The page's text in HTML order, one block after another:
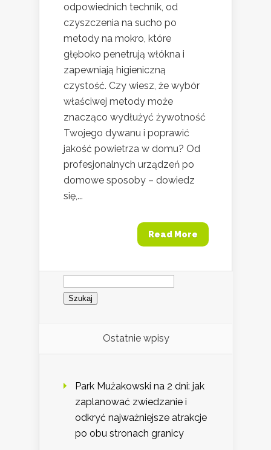
odpowiednich technik, od
czyszczenia na sucho po
metody na mokro, które
głęboko penetrują włókna i
zapewniają higieniczną
czystość. Czy wiesz, że wybór
właściwej metody może
znacząco wydłużyć żywotność
Twojego dywanu i poprawić
jakość powietrza w domu? Od
profesjonalnych urządzeń po
domowe sposoby – dowiedz
się,...
Read More
Szukaj:
Ostatnie wpisy
Park Mużakowski na 2 dni: jak
zaplanować zwiedzanie i
odkryć najważniejsze atrakcje
po obu stronach granicy